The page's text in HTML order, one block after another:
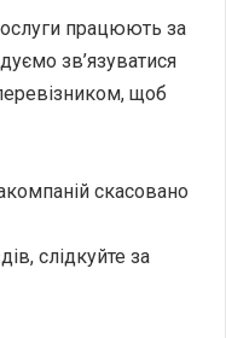
працюють за
зв’язуватися
щоб
скасовано
слідкуйте за